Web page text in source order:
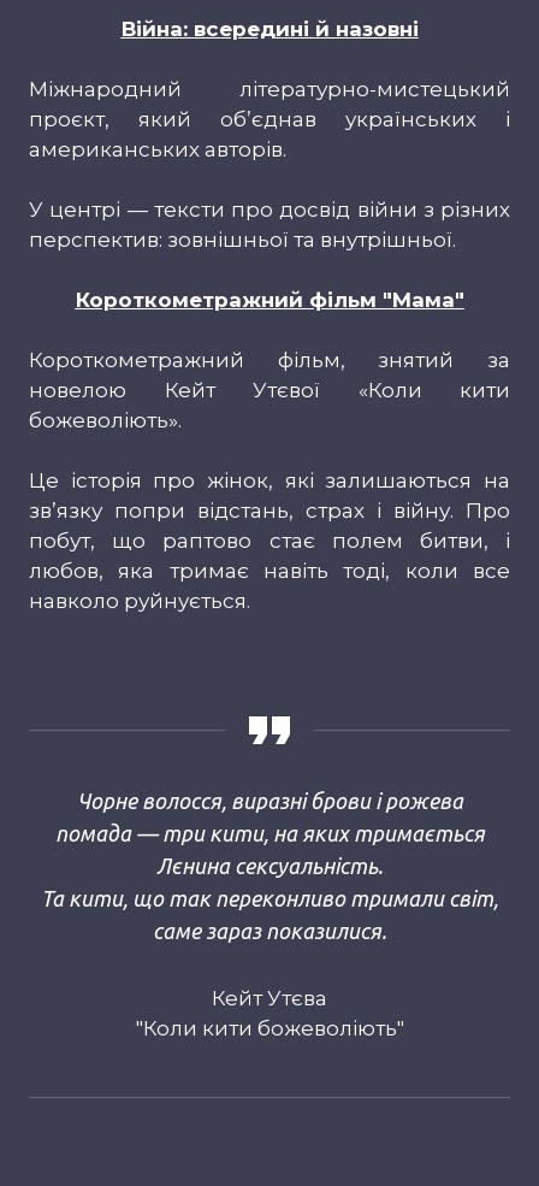
Війна: всередині й назовні
Міжнародний літературно-мистецький
проєкт, який об’єднав українських і
американських авторів.
У центрі — тексти про досвід війни з різних
перспектив: зовнішньої та внутрішньої.
Короткометражний фільм "Мама"
Короткометражний фільм, знятий за
новелою Кейт Утєвої «Коли кити
божеволіють».
Це історія про жінок, які залишаються на
зв’язку попри відстань, страх і війну. Про
побут, що раптово стає полем битви, і
любов, яка тримає навіть тоді, коли все
навколо руйнується.
Чорне волосся, виразні брови і рожева
помада — три кити, на яких тримається
Лєнина сексуальність.
Та кити, що так переконливо тримали світ,
саме зараз показилися.
Кейт Утєва
"Коли кити божеволіють"